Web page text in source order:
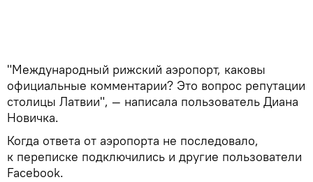
"Международный рижский аэропорт, каковы
официальные комментарии? Это вопрос репутации
столицы Латвии", — написала пользователь Диана
Новичка.
Когда ответа от аэропорта не последовало,
к переписке подключились и другие пользователи
Facebook.